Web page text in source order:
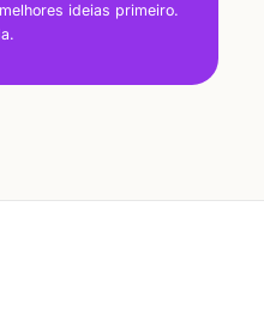
ideias primeiro.